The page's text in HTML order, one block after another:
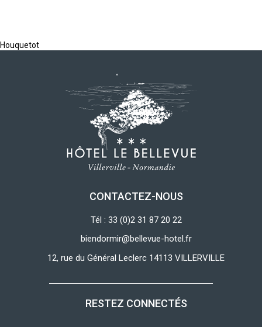
Houquetot
CONTACTEZ-NOUS
Tél : 33 (0)2 31 87 20 22
biendormir@bellevue-hotel.fr
12, rue du Général Leclerc 14113 VILLERVILLE
RESTEZ CONNECTÉS